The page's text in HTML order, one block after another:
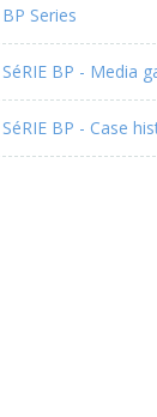
BP Series
SéRIE BP - Media
SéRIE BP - Case